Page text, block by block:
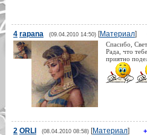
4 rapana (09.04.2010 14:50)[Материал]
Спасибо,
Рада, что
приятно
2 ORLI (08.04.2010 08:58)[Материал]